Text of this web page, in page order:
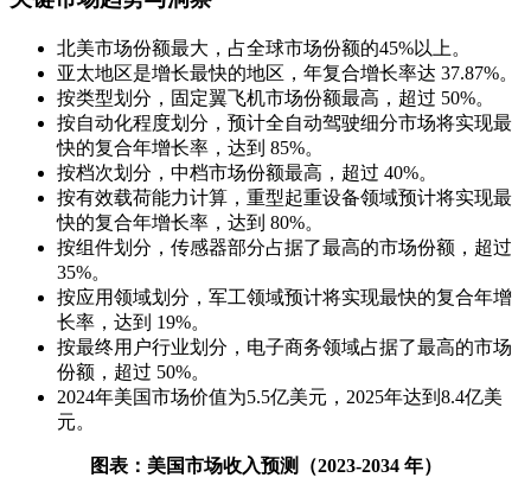
北美市场份额最大，占全球市场份额的45%以上。
亚太地区是增长最快的地区，年复合增长率达 37.87%。
按类型划分，固定翼飞机市场份额最高，超过 50%。
按自动化程度划分，预计全自动驾驶细分市场将实现最
快的复合年增长率，达到 85%。
按档次划分，中档市场份额最高，超过 40%。
按有效载荷能力计算，重型起重设备领域预计将实现最
快的复合年增长率，达到 80%。
按组件划分，传感器部分占据了最高的市场份额，超过
35%。
按应用领域划分，军工领域预计将实现最快的复合年增
长率，达到 19%。
按最终用户行业划分，电子商务领域占据了最高的市场
份额，超过 50%。
2024年美国市场价值为5.5亿美元，2025年达到8.4亿美
元。
图表：美国市场收入预测（2023-2034 年）